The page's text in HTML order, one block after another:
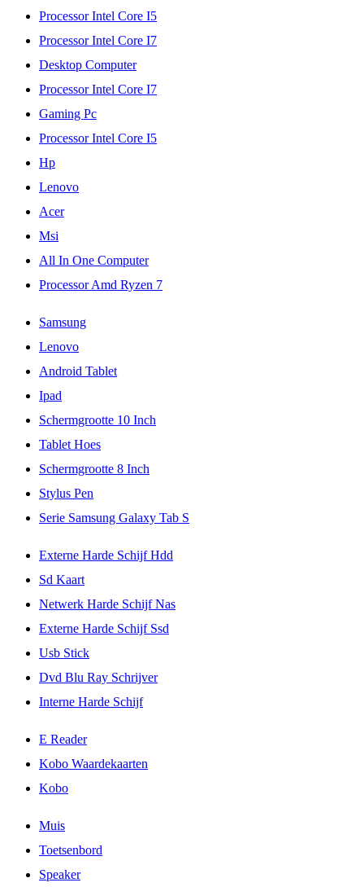
Processor Intel Core I5
Processor Intel Core I7
Desktop Computer
Processor Intel Core I7
Gaming Pc
Processor Intel Core I5
Hp
Lenovo
Acer
Msi
All In One Computer
Processor Amd Ryzen 7
Samsung
Lenovo
Android Tablet
Ipad
Schermgrootte 10 Inch
Tablet Hoes
Schermgrootte 8 Inch
Stylus Pen
Serie Samsung Galaxy Tab S
Externe Harde Schijf Hdd
Sd Kaart
Netwerk Harde Schijf Nas
Externe Harde Schijf Ssd
Usb Stick
Dvd Blu Ray Schrijver
Interne Harde Schijf
E Reader
Kobo Waardekaarten
Kobo
Muis
Toetsenbord
Speaker